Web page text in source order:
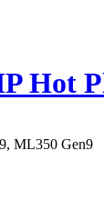
Hot
ML350 Gen9